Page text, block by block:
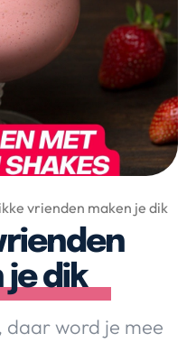
Tech
Valerie
Media
5
vrienden maken je dik
je dik
word je mee